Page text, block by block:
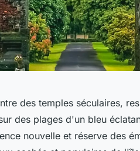
des temples séculaires,
des plages d'un bleu
nouvelle et réserve des